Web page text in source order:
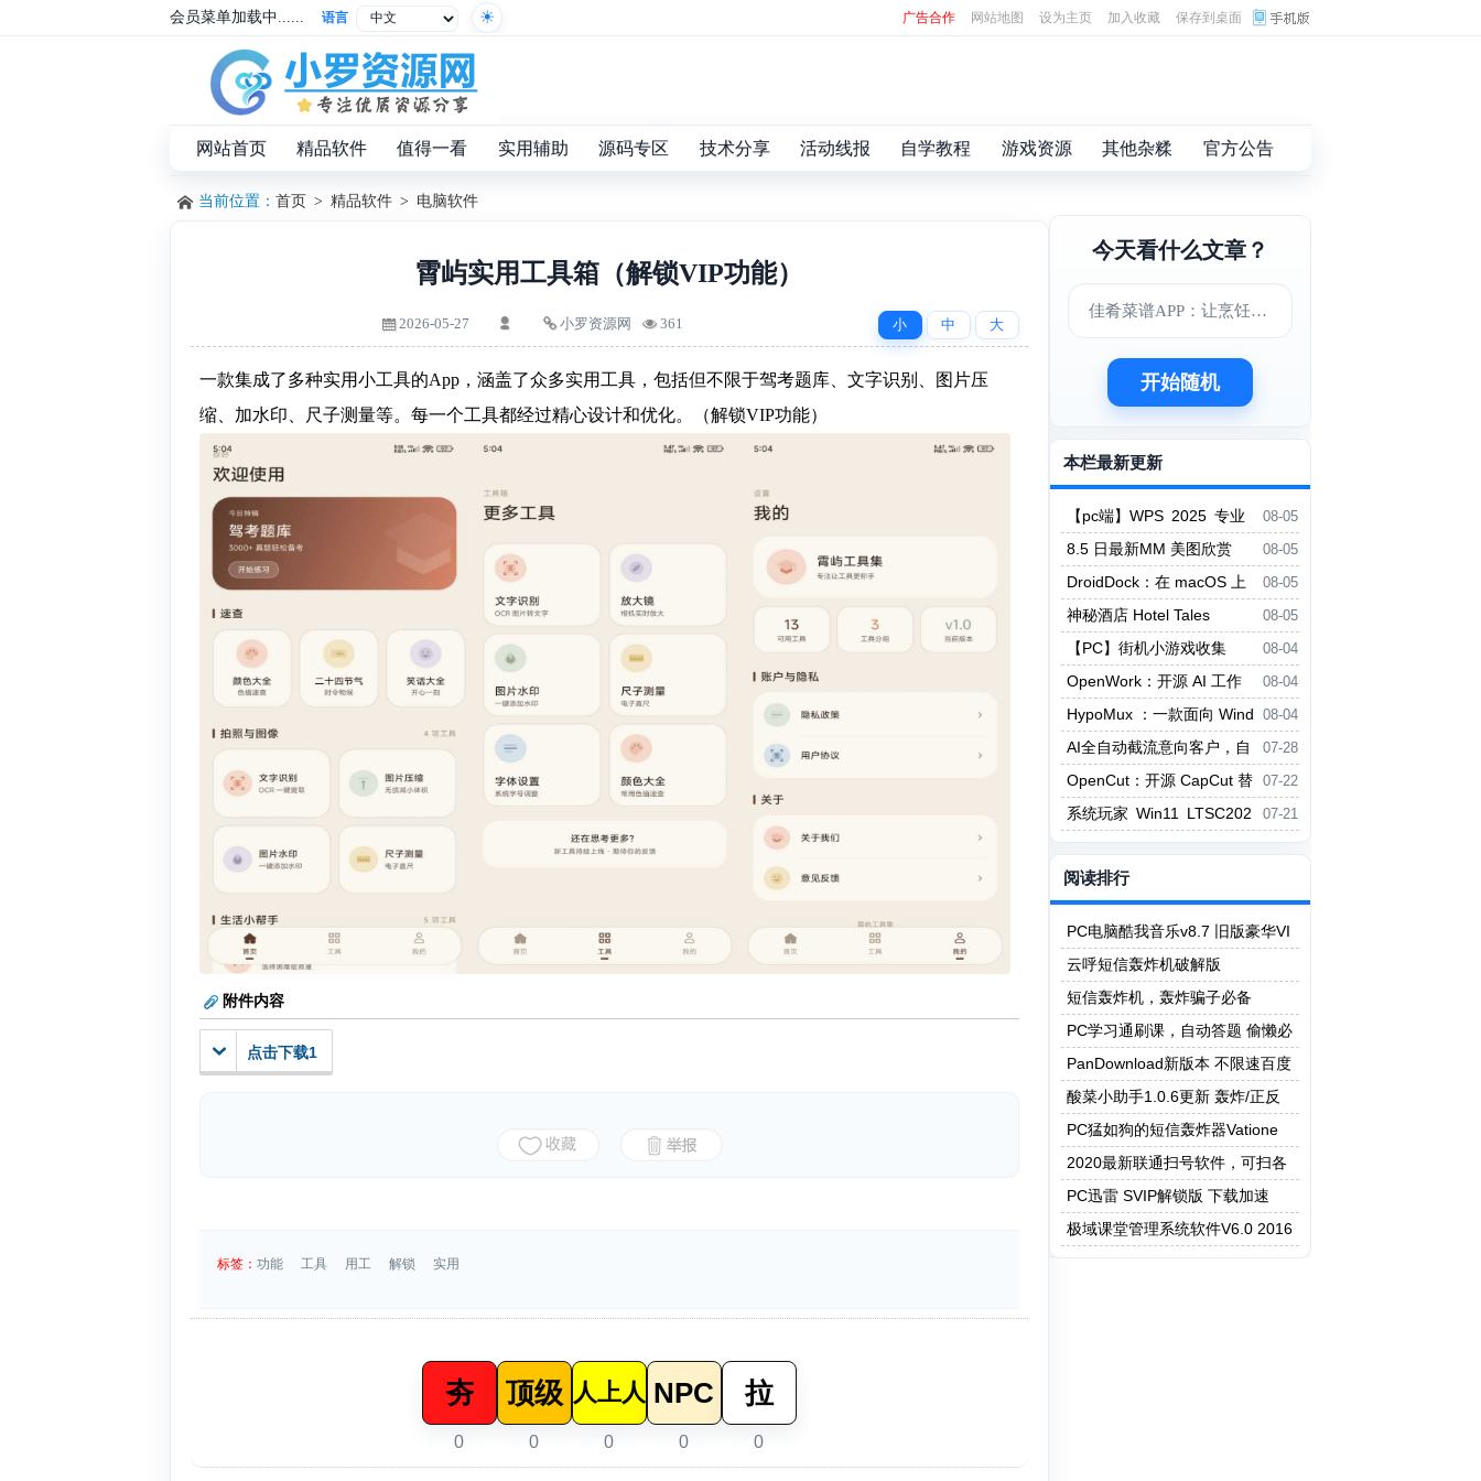
会员菜单加载中...... 语言 广告合作 网站地图 设为主页 加入收藏 保存到桌面
网站首页 精品软件 值得一看 实用辅助 源码专区 技术分享 活动线报 自学教程 游戏资源 其他杂糅 官方公告
当前位置： 首页 > 精品软件 > 电脑软件
霄屿实用工具箱（解锁VIP功能）
小 中 大
2026-05-27 小罗资源网 361
一款集成了多种实用小工具的App，涵盖了众多实用工具，包括但不限于驾考题库、文字识别、图片压
缩、加水印、尺子测量等。每一个工具都经过精心设计和优化。（解锁VIP功能）
附件内容
点击下载1
标签： 功能 工具 用工 解锁 实用
夯
0
顶级
0
人上人
0
NPC
0
拉
0
今天看什么文章？
佳肴菜谱APP：让烹饪变得更简单美味
开始随机
本栏最新更新
08-05
【pc端】WPS 2025 专业
版增强版，内置永久授权【399M
B】
08-05
8.5 日最新MM 美图欣赏
08-05
DroidDock：在 macOS 上
浏览 Android 文件的轻量级 ADB
文件管理器
08-05
神秘酒店 Hotel Tales
08-04
【PC】街机小游戏收集
（拳皇、合金弹头、月华剑士、三
国战纪、恐龙快打、三国志）749.
8MB
08-04
OpenWork：开源 AI 工作
流平台，跨工具统一管理 MCP 与
Skills
08-04
HypoMux ：一款面向 Wind
ows 的开源多网卡聚合与分流工
具
07-28
AI全自动截流意向客户，自
动监控最新评论和作品，自动触达
07-22
OpenCut：开源 CapCut 替
代
07-21
系统玩家 Win11 LTSC202
4 26200.8875优化版
阅读排行
PC电脑酷我音乐v8.7 旧版豪华VI
P版 永久可用
云呼短信轰炸机破解版
短信轰炸机，轰炸骗子必备
PC学习通刷课，自动答题 偷懒必
备
PanDownload新版本 不限速百度
网盘
酸菜小助手1.0.6更新 轰炸/正反
查/等众多小功能
PC猛如狗的短信轰炸器Vatione
2020最新联通扫号软件，可扫各
类套餐手机靓号
PC迅雷 SVIP解锁版 下载加速
极域课堂管理系统软件V6.0 2016
豪华版